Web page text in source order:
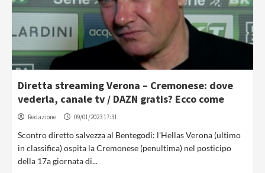
Diretta streaming Verona – Cremonese: dove
vederla, canale tv / DAZN gratis? Ecco come
Redazione 09/01/2023 17:31
Scontro diretto salvezza al Bentegodi: l'Hellas Verona (ultimo
in classifica) ospita la Cremonese (penultima) nel posticipo
della 17a giornata di...